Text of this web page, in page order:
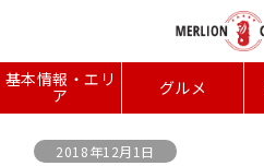
基本情報・エリ
ア グルメ
2018年12月1日